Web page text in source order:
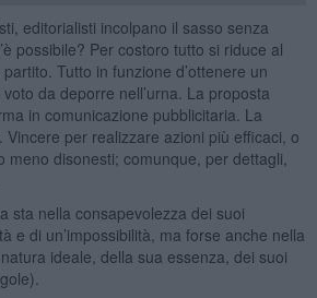
editorialisti incolpano il sasso senza
possibile? Per costoro tutto si riduce al
Tutto in funzione d’ottenere un
da deporre nell’urna. La proposta
in comunicazione pubblicitaria. La
Vincere per realizzare azioni più efficaci, o
meno disonesti; comunque, per dettagli,
sta nella consapevolezza dei suoi
e di un’impossibilità, ma forse anche nella
ideale, della sua essenza, dei suoi